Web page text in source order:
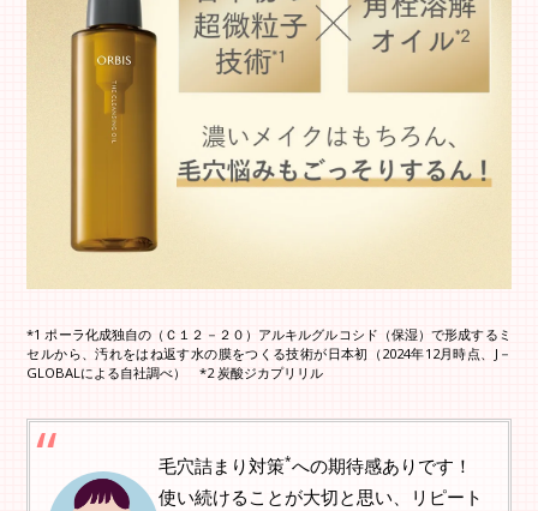
*1 ポーラ化成独自の（Ｃ１２－２０）アルキルグルコシド（保湿）で形成するミ
セルから、汚れをはね返す水の膜をつくる技術が日本初（2024年12月時点、J－
GLOBALによる自社調べ） *2 炭酸ジカプリリル
毛穴詰まり対策*への期待感ありです！
使い続けることが大切と思い、リピート